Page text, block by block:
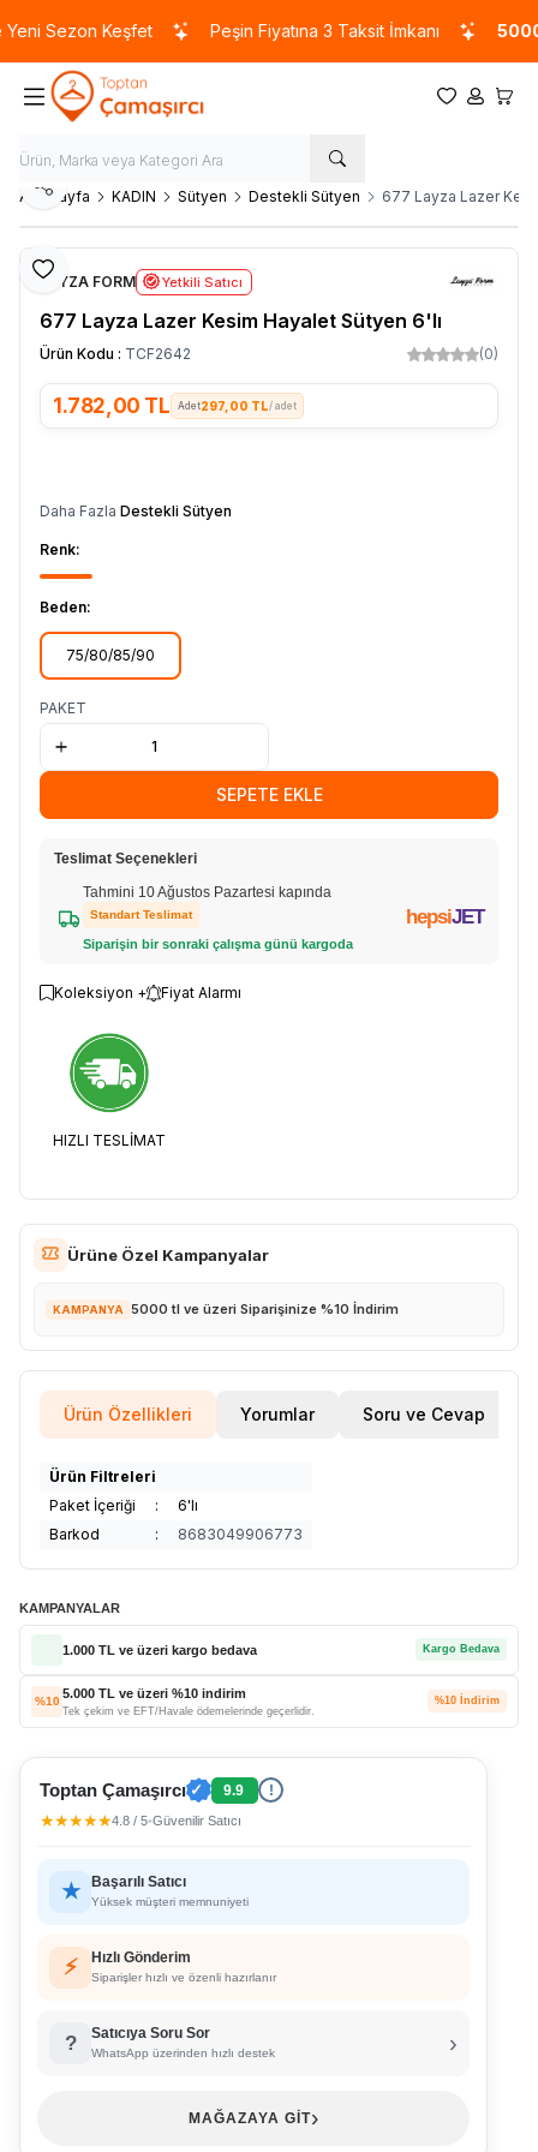
Sezon Keşfet Peşin Fiyatına 3 Taksit İmkanı 5000
Favorilerim
Hesabım
Ana Sayfa KADIN Sütyen Destekli Sütyen 677 Layza Lazer
Favoriye Ekle
Paylaş
LAYZA FORM Yetkili Satıcı
677 Layza Lazer Kesim Hayalet Sütyen 6'lı
Ürün Kodu : TCF2642 (0)
1.782,00 TL 297,00 TL/ adet
Daha Fazla Destekli Sütyen
Renk:
Beden:
75/80/85/90
PAKET
SEPETE EKLE
Teslimat Seçenekleri
Tahmini 10 Ağustos Pazartesi kapında
Standart Teslimat
Siparişin bir sonraki çalışma günü kargoda
hepsiJET
Koleksiyon + Fiyat Alarmı
HIZLI TESLİMAT
Ürüne Özel Kampanyalar
KAMPANYA 5000 tl ve üzeri Siparişinize %10 İndirim
Ürün Özellikleri Yorumlar Soru ve Cevap
Ürün Filtreleri
Paket İçeriği
:
6'lı
Barkod
: 8683049906773
KAMPANYALAR
1.000 TL ve üzeri kargo bedava Kargo Bedava
%10
5.000 TL ve üzeri %10 indirim
Tek çekim ve EFT/Havale ödemelerinde geçerlidir.
%10 İndirim
Toptan Çamaşırcı ✓ 9.9 !
★★★★★4.8 / 5•Güvenilir Satıcı
★ Başarılı Satıcı
Yüksek müşteri memnuniyeti
⚡ Hızlı Gönderim
Siparişler hızlı ve özenli hazırlanır
? Satıcıya Soru Sor
WhatsApp üzerinden hızlı destek ›
MAĞAZAYA GİT›